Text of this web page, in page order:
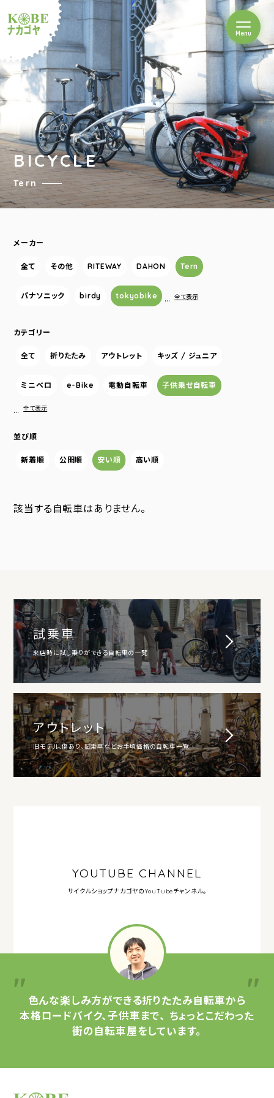
ルショップナカゴヤ
Menuを開閉
BICYCLE
Tern
メーカー
全て その他 RITEWAY DAHON Tern
パナソニック birdy tokyobike … 全て表示
カテゴリー
全て 折りたたみ アウトレット キッズ / ジュニア
ミニベロ e-Bike 電動自転車 子供乗せ自転車
… 全て表示
並び順
新着順 公開順 安い順 高い順
該当する自転車はありません。
試乗車
来店時に試し乗りができる自転車の一覧
アウトレット
旧モデル、傷あり、試乗車などお手頃価格の自転車一覧
YOUTUBE CHANNEL
サイクルショップナカゴヤのYouTubeチャンネル。
色んな楽しみ方ができる折りたたみ自転車から
本格ロードバイク、子供車まで、 ちょっとこだわった
街の自転車屋をしています。